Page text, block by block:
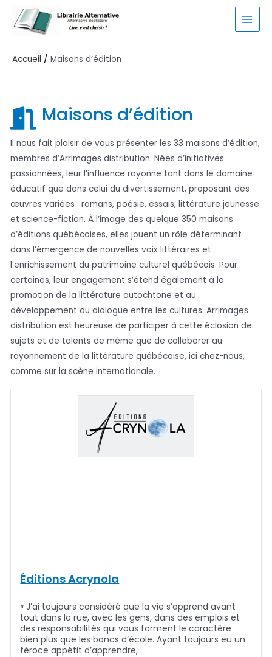
contenu
Accueil Maisons d’édition
Maisons d’édition
Il nous fait plaisir de vous présenter les 33 maisons d’édition,
membres d’Arrimages distribution. Nées d’initiatives
passionnées, leur l’influence rayonne tant dans le domaine
éducatif que dans celui du divertissement, proposant des
œuvres variées : romans, poésie, essais, littérature jeunesse
et science-fiction. À l’image des quelque 350 maisons
d’éditions québécoises, elles jouent un rôle déterminant
dans l’émergence de nouvelles voix littéraires et
l’enrichissement du patrimoine culturel québécois. Pour
certaines, leur engagement s’étend également à la
promotion de la littérature autochtone et au
développement du dialogue entre les cultures. Arrimages
distribution est heureuse de participer à cette éclosion de
sujets et de talents de même que de collaborer au
rayonnement de la littérature québécoise, ici chez-nous,
comme sur la scène internationale.
Éditions Acrynola
« J’ai toujours considéré que la vie s’apprend avant
tout dans la rue, avec les gens, dans des emplois et
des responsabilités qui vous forment le caractère
bien plus que les bancs d’école. Ayant toujours eu un
féroce appétit d’apprendre, …